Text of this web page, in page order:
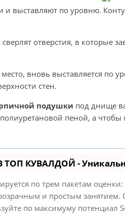
и выставляют по уровню.
отверстия, в которые
вновь выставляется по
стен.
подушки под днище
пеной, а чтобы
ТОП КУВАЛДОЙ -
по трем пакетам оценки:
и простым
по максимуму потенциал